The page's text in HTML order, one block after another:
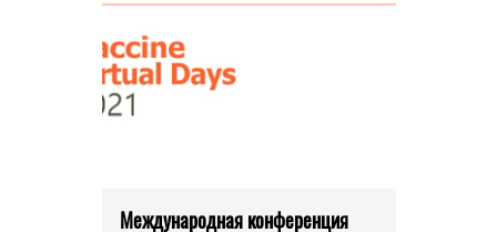
Международная конференция